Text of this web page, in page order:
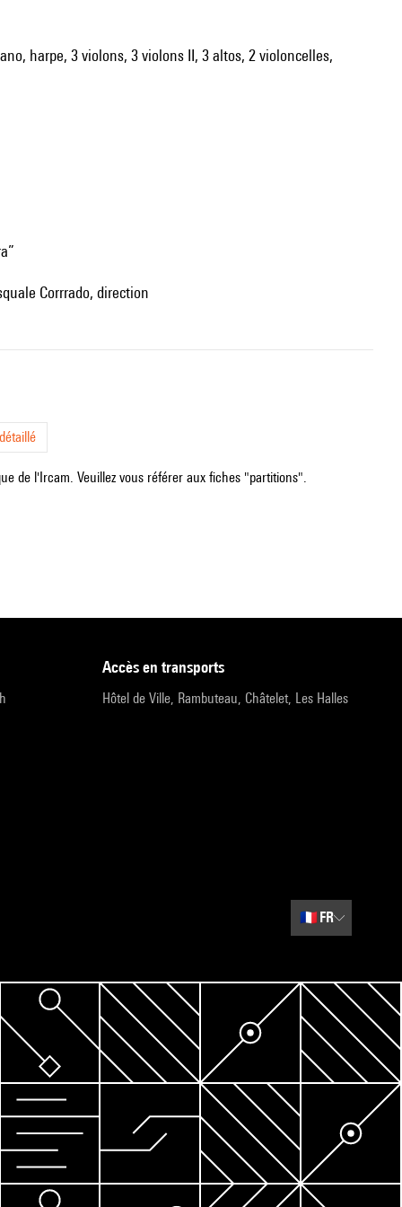
harpe, 3 violons, 3 violons II, 3 altos, 2 violoncelles,
Corrrado, direction
de l'Ircam. Veuillez vous référer aux fiches "partitions".
accès en transports
Hôtel de Ville, Rambuteau, Châtelet, Les Halles
🇫🇷 FR